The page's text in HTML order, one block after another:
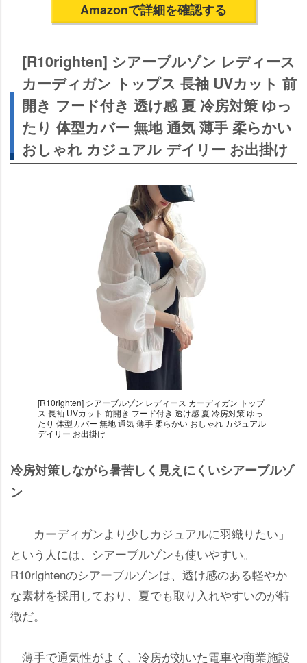
Amazonで詳細を確認する
[R10righten] シアーブルゾン レディース
カーディガン トップス 長袖 UVカット 前
開き フード付き 透け感 夏 冷房対策 ゆっ
たり 体型カバー 無地 通気 薄手 柔らかい
おしゃれ カジュアル デイリー お出掛け
[R10righten] シアーブルゾン レディース カーディガン トップ
ス 長袖 UVカット 前開き フード付き 透け感 夏 冷房対策 ゆっ
たり 体型カバー 無地 通気 薄手 柔らかい おしゃれ カジュアル
デイリー お出掛け
冷房対策しながら暑苦しく見えにくいシアーブルゾ
ン
「カーディガンより少しカジュアルに羽織りたい」
という人には、シアーブルゾンも使いやすい。
R10rightenのシアーブルゾンは、透け感のある軽やか
な素材を採用しており、夏でも取り入れやすいのが特
徴だ。
薄手で通気性がよく、冷房が効いた電車や商業施設